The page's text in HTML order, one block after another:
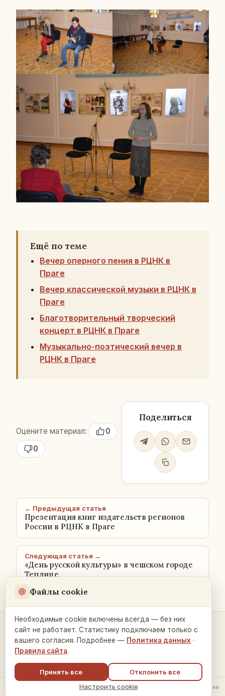
Ещё по теме
Вечер оперного пения в РЦНК в
Праге
Вечер классической музыки в РЦНК в
Праге
Благотворительный творческий
концерт в РЦНК в Праге
Музыкально-поэтический вечер в
РЦНК в Праге
Оцените материал:
0
0
Поделиться
← Предыдущая статья
Презентация книг издательств регионов
России в РЦНК в Праге
Следующая статья →
«День русской культуры» в чешском городе
Теплице
Контакты и связь →
© 2026 Русский Дом в Праге ·Политика обработки данных
Настройки
Файлы cookie
Необходимые cookie включены всегда — без них
сайт не работает. Статистику подключаем только с
вашего согласия. Подробнее — Политика данных ·
Правила сайта.
Принять все
Отклонить все
Настроить cookie